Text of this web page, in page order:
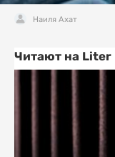
Наиля Ахат
Читают на Liter